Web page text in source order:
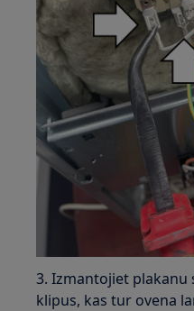
3. Izmantojiet plakanu
klipus, kas tur ovena